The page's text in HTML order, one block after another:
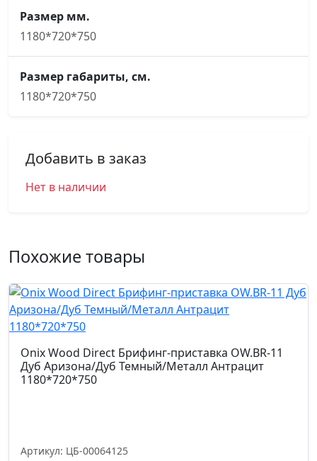
Размер мм.
1180*720*750
Размер габариты, см.
1180*720*750
Добавить в заказ
Нет в наличии
Похожие товары
Onix Wood Direct Брифинг-приставка OW.BR-11
Дуб Аризона/Дуб Темный/Металл Антрацит
1180*720*750
Артикул: ЦБ-00064125